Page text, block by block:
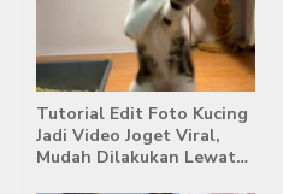
Tutorial Edit Foto Kucing
Jadi Video Joget Viral,
Mudah Dilakukan Lewat